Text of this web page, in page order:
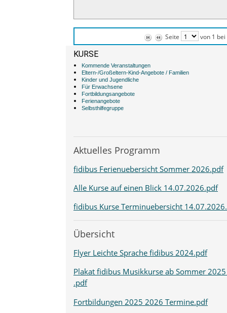
Seite von 1 bei
KURSE
Kommende Veranstaltungen
Eltern-/Großeltern-Kind-Angebote / Familien
Kinder und Jugendliche
Für Erwachsene
Fortbildungsangebote
Ferienangebote
Selbsthilfegruppe
Aktuelles Programm
fidibus Ferienuebersicht Sommer 2026.pdf
Alle Kurse auf einen Blick 14.07.2026.pdf
fidibus Kurse Terminuebersicht
Übersicht
Flyer Leichte Sprache fidibus 2024.pdf
Plakat fidibus Musikkurse ab Sommer
.pdf
Fortbildungen 2025 2026 Termine.pdf